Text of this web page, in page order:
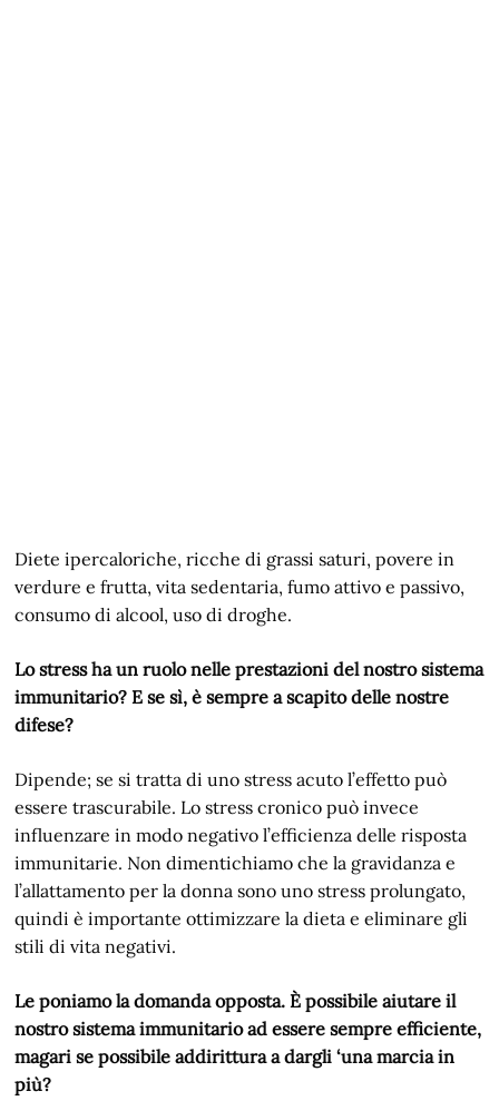
Diete ipercaloriche, ricche di grassi saturi, povere in
verdure e frutta, vita sedentaria, fumo attivo e passivo,
consumo di alcool, uso di droghe.
Lo stress ha un ruolo nelle prestazioni del nostro sistema
immunitario? E se sì, è sempre a scapito delle nostre
difese?
Dipende; se si tratta di uno stress acuto l’effetto può
essere trascurabile. Lo stress cronico può invece
influenzare in modo negativo l’efficienza delle risposta
immunitarie. Non dimentichiamo che la gravidanza e
l’allattamento per la donna sono uno stress prolungato,
quindi è importante ottimizzare la dieta e eliminare gli
stili di vita negativi.
Le poniamo la domanda opposta. È possibile aiutare il
nostro sistema immunitario ad essere sempre efficiente,
magari se possibile addirittura a dargli ‘una marcia in
più?